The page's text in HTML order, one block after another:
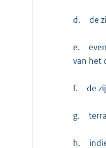
d. de
e.
van het
f. de
g.
h.